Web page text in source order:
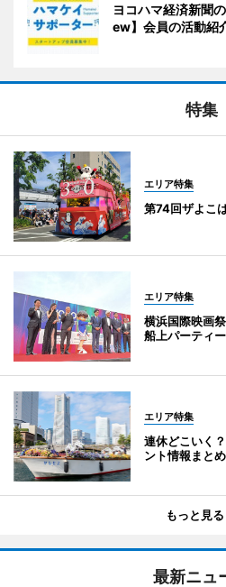
ヨコハマ経済新聞
ew】会員の活動紹
特集
エリア特集
第74回ザよこ
エリア特集
横浜国際映画
船上パーティー
エリア特集
連休どこいく
ント情報まと
もっと見る
最新ニュ